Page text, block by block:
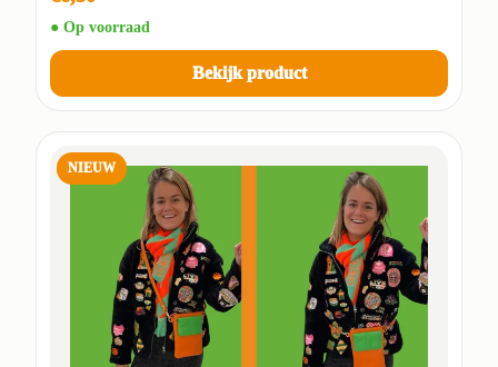
● Op voorraad
Bekijk product
NIEUW